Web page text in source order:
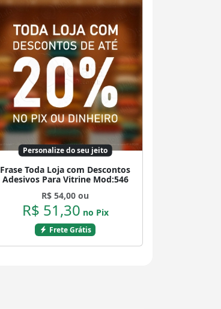
Personalize do seu jeito
Frase Toda Loja com Descontos
Adesivos Para Vitrine Mod:546
R$ 54,00 ou
R$ 51,30 no Pix
Frete Grátis